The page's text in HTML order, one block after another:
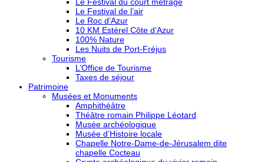
Le Festival de l’air
Le Roc d’Azur
10 KM Estérel Côte d’Azur
100% Nature
Les Nuits de Port-Fréjus
Tourisme
L’Office de Tourisme
Taxes de séjour
Patrimoine
Musées et Monuments
Amphithéâtre
Théâtre romain Philippe Léotard
Musée archéologique
Musée d’Histoire locale
Chapelle Notre-Dame-de-Jérusalem dite
chapelle Cocteau